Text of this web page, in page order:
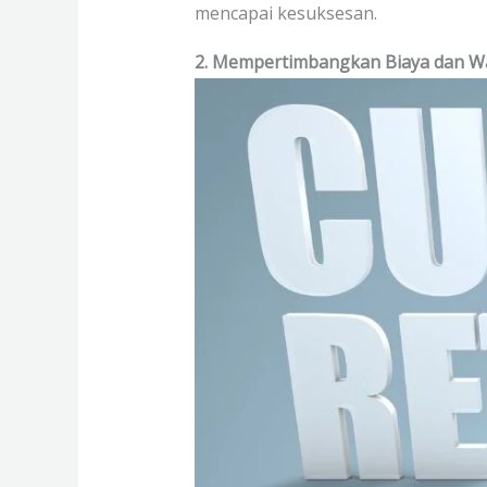
mencapai kesuksesan.
2. Mempertimbangkan Biaya dan